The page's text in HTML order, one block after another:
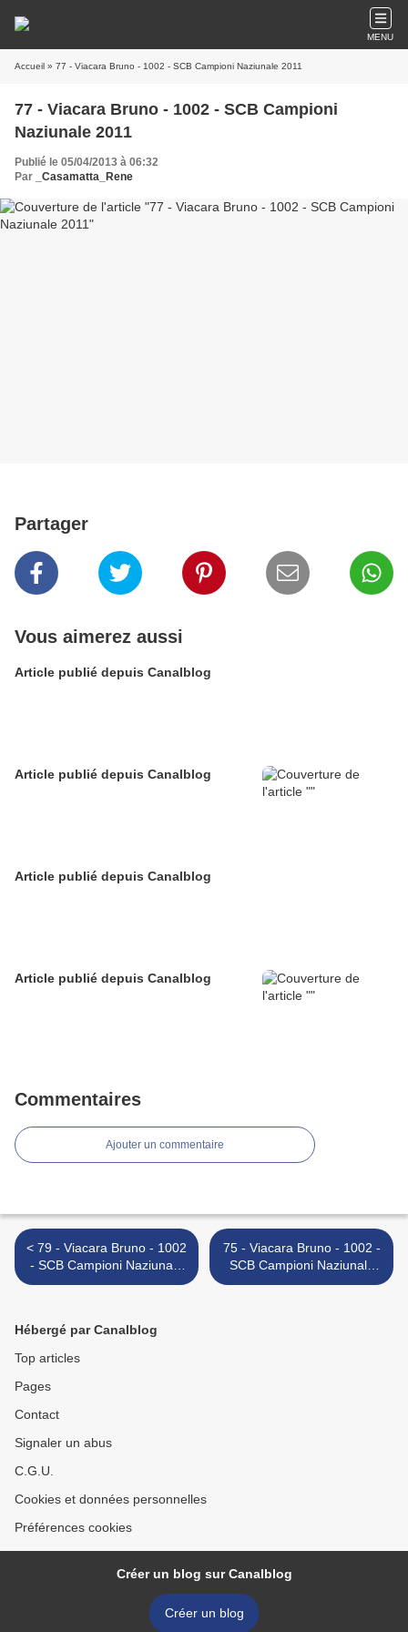
MENU
Accueil » 77 - Viacara Bruno - 1002 - SCB Campioni Naziunale 2011
77 - Viacara Bruno - 1002 - SCB Campioni
Naziunale 2011
Publié le 05/04/2013 à 06:32
Par
_Casamatta_Rene
Partager
Vous aimerez aussi
Article publié depuis Canalblog
Article publié depuis Canalblog
Article publié depuis Canalblog
Article publié depuis Canalblog
Commentaires
Ajouter un commentaire
< 79 - Viacara Bruno - 1002
- SCB Campioni Naziunale
2011
75 - Viacara Bruno - 1002 -
SCB Campioni Naziunale
2011 >
Hébergé par Canalblog
Top articles
Pages
Contact
Signaler un abus
C.G.U.
Cookies et données personnelles
Préférences cookies
Créer un blog sur Canalblog
Créer un blog